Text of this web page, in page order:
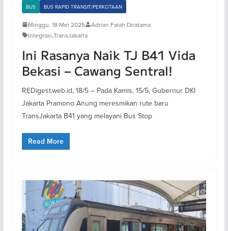
BUS BUS RAPID TRANSIT/PERKOTAAN
Minggu, 18 Mei 2025
Adrian Falah Diratama
Integrasi,TransJakarta
Ini Rasanya Naik TJ B41 Vida
Bekasi – Cawang Sentral!
REDigest.web.id, 18/5 – Pada Kamis, 15/5, Gubernur DKI
Jakarta Pramono Anung meresmikan rute baru
TransJakarta B41 yang melayani Bus Stop
Read More